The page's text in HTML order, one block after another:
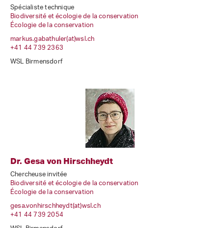
Spécialiste technique
Biodiversité et écologie de la conservation
Écologie de la conservation
markus.gabathuler(at)wsl.ch
+41 44 739 2363
WSL Birmensdorf
Dr. Gesa von Hirschheydt
Chercheuse invitée
Biodiversité et écologie de la conservation
Écologie de la conservation
gesa.vonhirschheydt(at)wsl.ch
+41 44 739 2054